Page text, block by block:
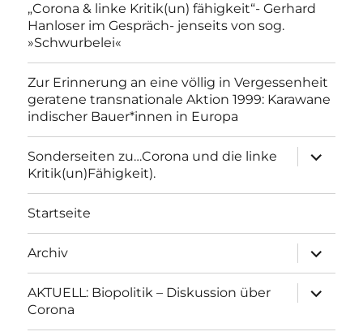
„Corona & linke Kritik(un) fähigkeit“- Gerhard
Hanloser im Gespräch- jenseits von sog.
»Schwurbelei«
Zur Erinnerung an eine völlig in Vergessenheit
geratene transnationale Aktion 1999: Karawane
indischer Bauer*innen in Europa
Sonderseiten zu…Corona und die linke
Kritik(un)Fähigkeit).
anzeigen
Startseite
Archiv
anzeigen
AKTUELL: Biopolitik – Diskussion über
Corona
anzeigen